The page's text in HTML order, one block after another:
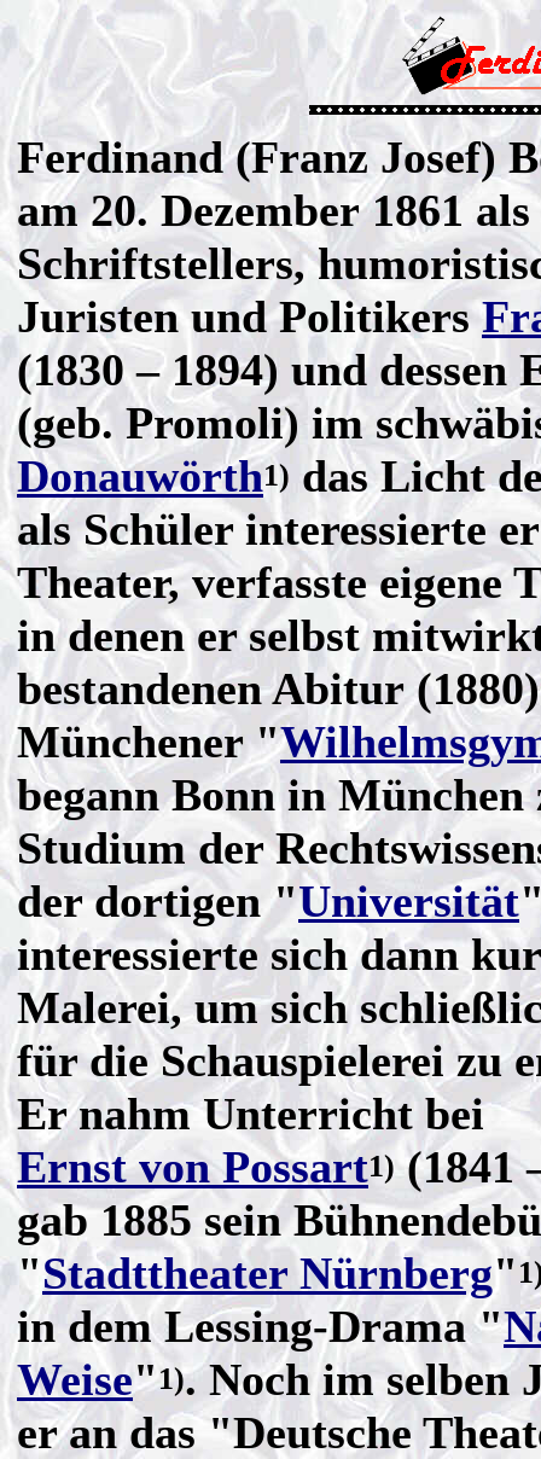
Ferdinand (Franz Josef)
am 20. Dezember 1861 als
Schriftstellers,
Juristen und Politikers
(1830 – 1894) und dessen
(geb. Promoli) im
Donauwörth1) das Licht
als Schüler interessierte
Theater, verfasste eigene
in denen er selbst
bestandenen Abitur
Münchener "
begann Bonn in München
Studium der
der dortigen "Universität
interessierte sich dann
Malerei, um sich
für die Schauspielerei zu
Er nahm Unterricht bei
Ernst von Possart1)(1841
gab 1885 sein
"Stadttheater Nürnberg"
in dem Lessing-Drama "
Weise"1). Noch im selben
er an das "Deutsche